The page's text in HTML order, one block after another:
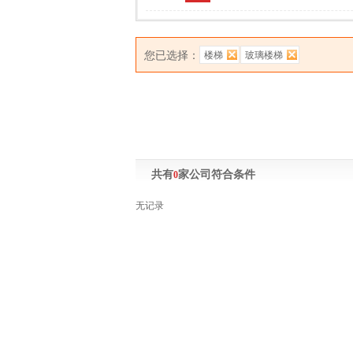
您已选择： 楼梯 玻璃楼梯
共有0家公司符合条件
无记录